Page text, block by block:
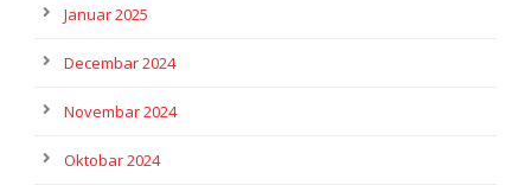
Januar 2025
Decembar 2024
Novembar 2024
Oktobar 2024